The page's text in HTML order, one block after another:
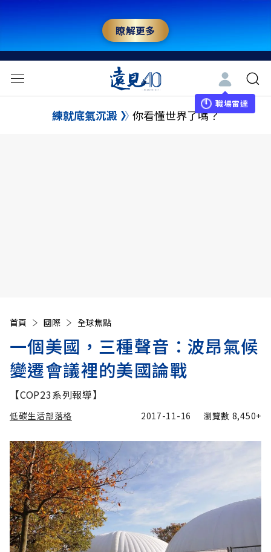
瞭解更多
職場雷達
練就底氣沉澱 你看懂世界了嗎？
首頁 國際 全球焦點
一個美國，三種聲音：波昂氣候
變遷會議裡的美國論戰
【COP23系列報導】
低碳生活部落格 2017-11-16 瀏覽數 8,450+